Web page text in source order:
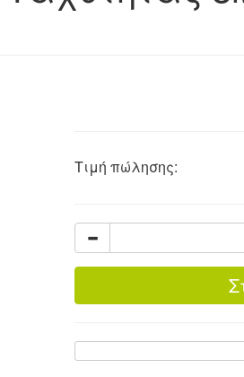
Τιμή πώλησης: